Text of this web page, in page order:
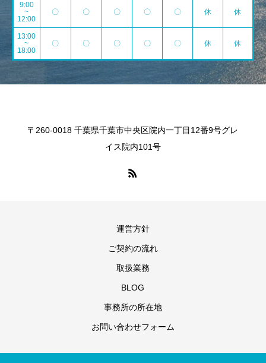
9:00
~
12:00
〇 〇 〇 〇 〇 休 休
13:00
~
18:00
〇 〇 〇 〇 〇 休 休
〒260-0018 千葉県千葉市中央区院内一丁目12番9号グレ
イス院内101号
運営方針
ご契約の流れ
取扱業務
BLOG
事務所の所在地
お問い合わせフォーム